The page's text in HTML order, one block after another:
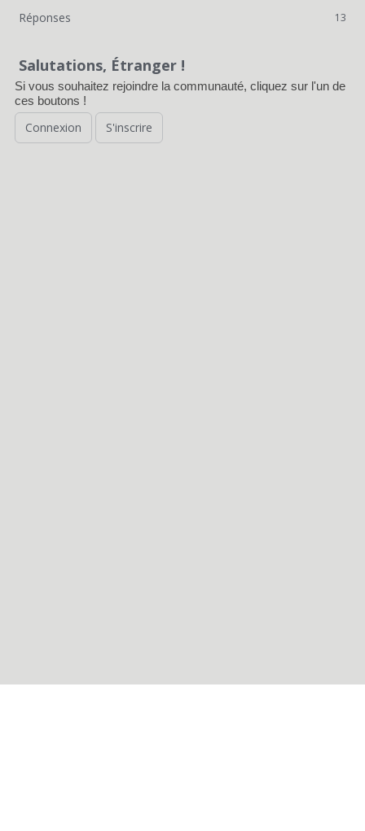
Réponses 13
Salutations, Étranger !
Si vous souhaitez rejoindre la communauté, cliquez sur l'un de
ces boutons !
Connexion S'inscrire